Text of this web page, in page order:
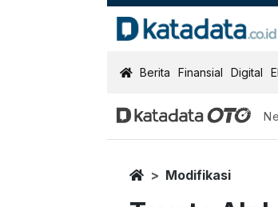
KatadataOTO
Berita Finansial Digital
HomeModifikasi